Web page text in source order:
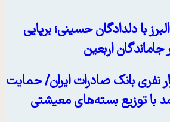
با دلدادگان حسینی؛ برپایی
اربعین
۱۲ هزار نفری بانک صادرات ایران/ حمایت
با توزیع بسته‌های معیشتی